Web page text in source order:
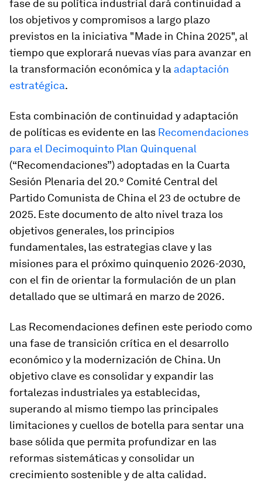
fase de su política industrial dará continuidad a
los objetivos y compromisos a largo plazo
previstos en la iniciativa "Made in China 2025", al
tiempo que explorará nuevas vías para avanzar en
la transformación económica y la adaptación
estratégica.
Esta combinación de continuidad y adaptación
de políticas es evidente en las Recomendaciones
para el Decimoquinto Plan Quinquenal
(“Recomendaciones”) adoptadas en la Cuarta
Sesión Plenaria del 20.º Comité Central del
Partido Comunista de China el 23 de octubre de
2025. Este documento de alto nivel traza los
objetivos generales, los principios
fundamentales, las estrategias clave y las
misiones para el próximo quinquenio 2026-2030,
con el fin de orientar la formulación de un plan
detallado que se ultimará en marzo de 2026.
Las Recomendaciones definen este periodo como
una fase de transición crítica en el desarrollo
económico y la modernización de China. Un
objetivo clave es consolidar y expandir las
fortalezas industriales ya establecidas,
superando al mismo tiempo las principales
limitaciones y cuellos de botella para sentar una
base sólida que permita profundizar en las
reformas sistemáticas y consolidar un
crecimiento sostenible y de alta calidad.